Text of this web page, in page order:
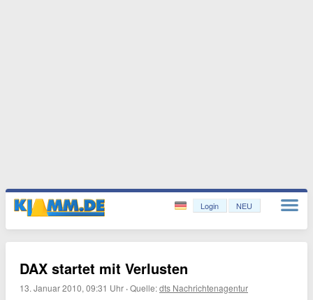
Login NEU
DAX startet mit Verlusten
13. Januar 2010, 09:31 Uhr ·Quelle:dts Nachrichtenagentur